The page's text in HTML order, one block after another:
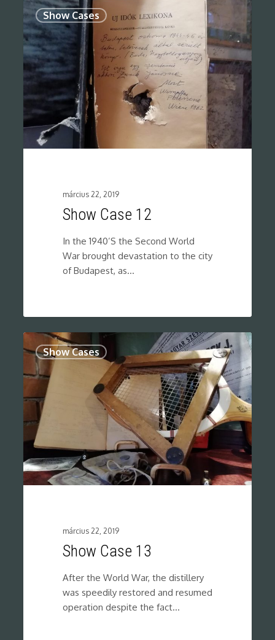
Show Cases
március 22, 2019
Show Case 12
In the 1940’S the Second World
War brought devastation to the city
of Budapest, as…
0
Show Cases
március 22, 2019
Show Case 13
After the World War, the distillery
was speedily restored and resumed
operation despite the fact…
0